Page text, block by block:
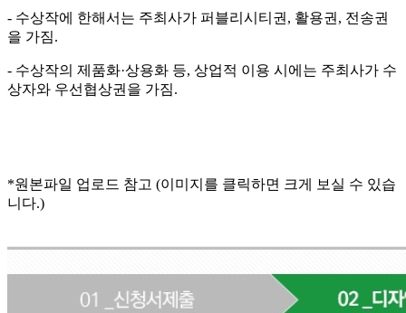
- 수상작에 한해서는 주최사가 퍼블리시티권, 활용권, 전송권
을 가짐.
- 수상작의 제품화·상용화 등, 상업적 이용 시에는 주최사가 수
상자와 우선협상권을 가짐.
* 원본파일 업로드 참고 (이미지를 클릭하면 크게 보실 수 있습
니다.)